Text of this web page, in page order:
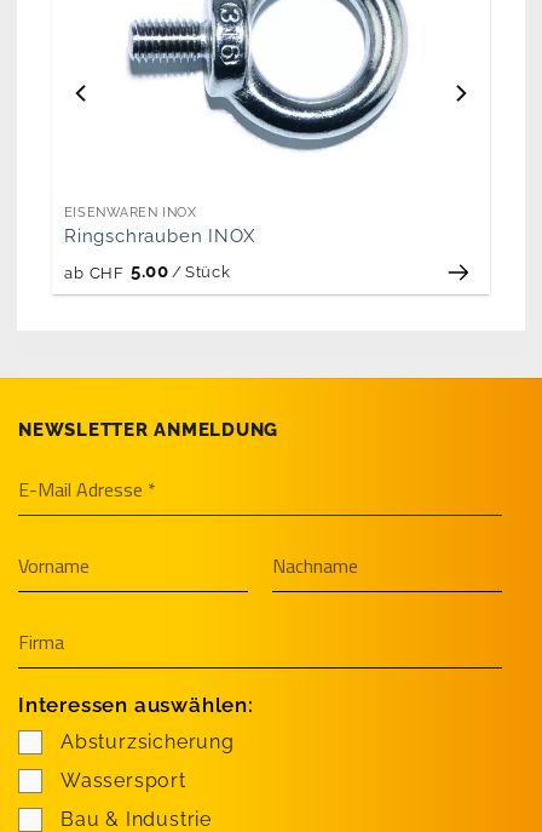
EISENWAREN INOX
Ringschrauben INOX
ab CHF 5.00 / Stück
NEWSLETTER ANMELDUNG
Interessen auswählen:
Absturzsicherung
Wassersport
Bau & Industrie